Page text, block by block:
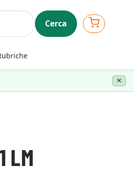
Cerca
✕
LM